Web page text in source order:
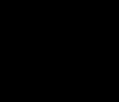
PX - Giá tốt nhất - Sửa tại